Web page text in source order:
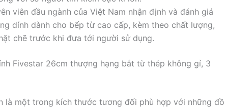
viên đầu ngành của Việt Nam nhận định và đánh giá
dính dành cho bếp từ cao cấp, kèm theo chất lượng,
chẽ trước khi đưa tới người sử dụng.
Fivestar 26cm thượng hạng bắt từ thép không gỉ, 3
là một trong kích thước tương đối phù hợp với những đồ